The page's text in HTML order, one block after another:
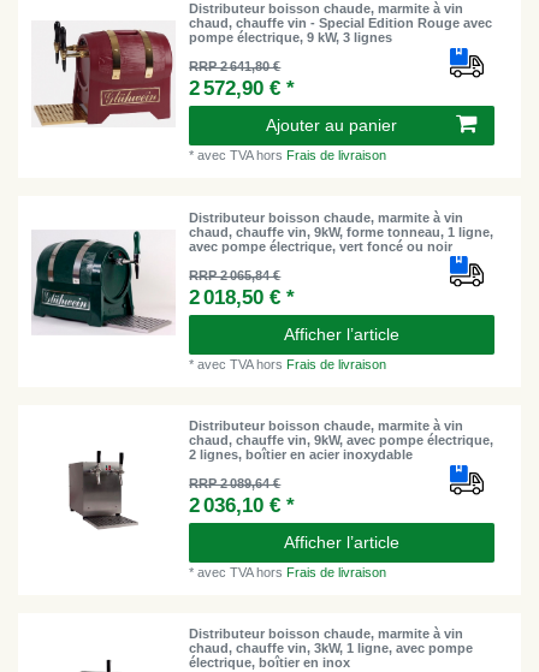
Distributeur boisson chaude, marmite à vin
chaud, chauffe vin - Special Edition Rouge avec
pompe électrique, 9 kW, 3 lignes
RRP 2 641,80 €
2 572,90 € *
Ajouter au panier
*avec TVAhors Frais de livraison
Distributeur boisson chaude, marmite à vin
chaud, chauffe vin, 9kW, forme tonneau, 1 ligne,
avec pompe électrique, vert foncé ou noir
RRP 2 065,84 €
2 018,50 € *
Afficher l’article
*avec TVAhorsFrais de livraison
Distributeur boisson chaude, marmite à vin
chaud, chauffe vin, 9kW, avec pompe électrique,
2 lignes, boîtier en acier inoxydable
RRP 2 089,64 €
2 036,10 € *
Afficher l’article
*avec TVAhorsFrais de livraison
Distributeur boisson chaude, marmite à vin
chaud, chauffe vin, 3kW, 1 ligne, avec pompe
électrique, boîtier en inox